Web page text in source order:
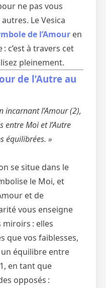
ne pas vous
Le Vesica
de l’Amour en
c’est à travers cet
pleinement.
de l’Autre au
incarnant l’Amour (2),
Moi et l’Autre
équilibrées. »
se situe dans le
le Moi, et
et de
vous enseigne
: elles
que vos faiblesses,
équilibre entre
en tant que
opposés :